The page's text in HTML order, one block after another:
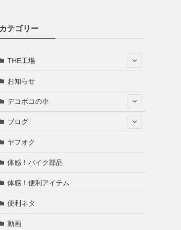
カテゴリー
THE工場
お知らせ
デコボコの車
ブログ
ヤフオク
体感！バイク部品
体感！便利アイテム
便利ネタ
動画